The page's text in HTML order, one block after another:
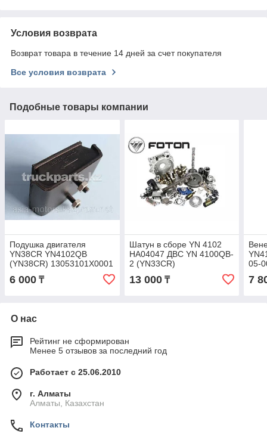
Условия возврата
Возврат товара в течение 14 дней за счет покупателя
Все условия возврата
Подобные товары компании
Подушка двигателя
YN38CR YN4102QB
(YN38CR) 13053101X0001
6 000 ₸
Шатун в сборе YN 4102
HA04047 ДВС YN 4100QB-
2 (YN33CR)
13 000₸
05-
7
О нас
Рейтинг не сформирован
Менее 5 отзывов за последний год
Работает с 25.06.2010
г. Алматы
Алматы, Казахстан
Контакты